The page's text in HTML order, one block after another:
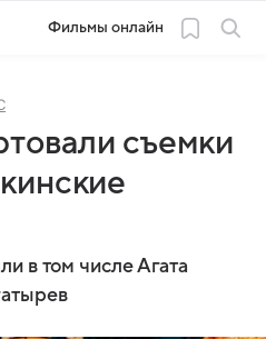
Фильмы онлайн
съемки
в том числе Агата